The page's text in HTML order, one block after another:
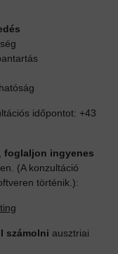
időpontot: +43
foglaljon ingyenes
(A konzultáció
történik.):
számolni ausztriai